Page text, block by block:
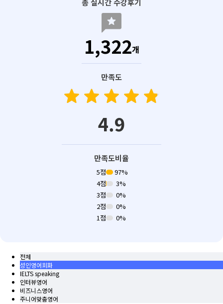
총 실시간 수강후기
reviews
1,322개
만족도
star
star star
star star
star star
star star
star
4.9
만족도비율
5점
97%
4점
3%
3점
0%
2점
0%
1점
0%
전체
성인영어회화
IELTS speaking
인터뷰영어
비즈니스영어
주니어맞춤영어